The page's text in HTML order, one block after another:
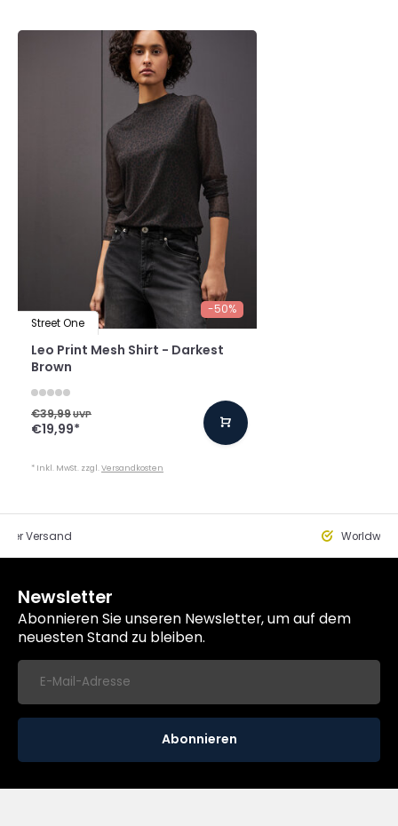
-50%
Street One
Leo Print Mesh Shirt - Darkest
Brown
€39,99UVP
€19,99*
* Inkl. MwSt. zzgl.Versandkosten
Versand
Newsletter
Abonnieren Sie unseren Newsletter, um auf dem
neuesten Stand zu bleiben.
Abonnieren